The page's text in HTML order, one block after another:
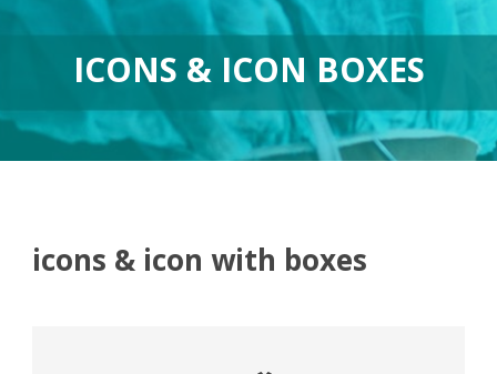
ICONS & ICON BOXES
icons & icon with boxes